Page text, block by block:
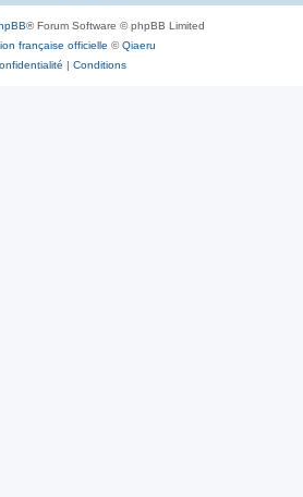
® Forum Software © phpBB Limited
française officielle ©Qiaeru
| Conditions